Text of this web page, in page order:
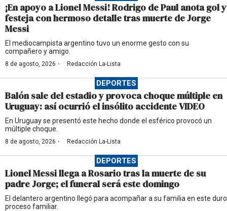
¡En apoyo a Lionel Messi! Rodrigo de Paul anota gol y
festeja con hermoso detalle tras muerte de Jorge
Messi
El mediocampista argentino tuvo un enorme gesto con su
compañero y amigo.
8 de agosto, 2026 · Redacción La-Lista
DEPORTES
Balón sale del estadio y provoca choque múltiple en
Uruguay: así ocurrió el insólito accidente VIDEO
En Uruguay se presentó este hecho donde el esférico provocó un
múltiple choque.
8 de agosto, 2026 · Redacción La-Lista
DEPORTES
Lionel Messi llega a Rosario tras la muerte de su
padre Jorge; el funeral será este domingo
El delantero argentino llegó para acompañar a su familia en este duro
proceso familiar.